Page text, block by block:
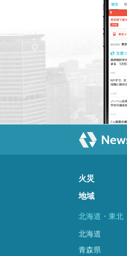
火災
地域
北海道・東北
北海道
青森県